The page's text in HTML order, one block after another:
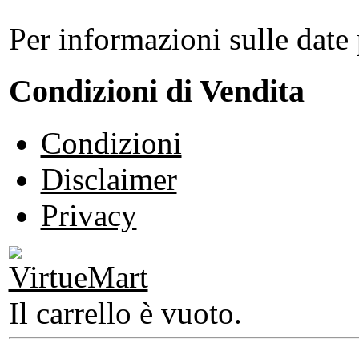
Per informazioni sulle
Condizioni di Vendita
Condizioni
Disclaimer
Privacy
Il carrello è vuoto.